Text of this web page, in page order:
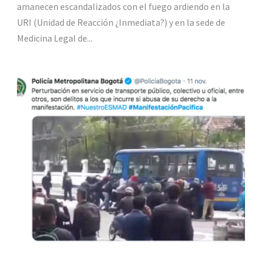
amanecen escandalizados con el fuego ardiendo en la
URI (Unidad de Reacción ¿Inmediata?) y en la sede de
Medicina Legal de...